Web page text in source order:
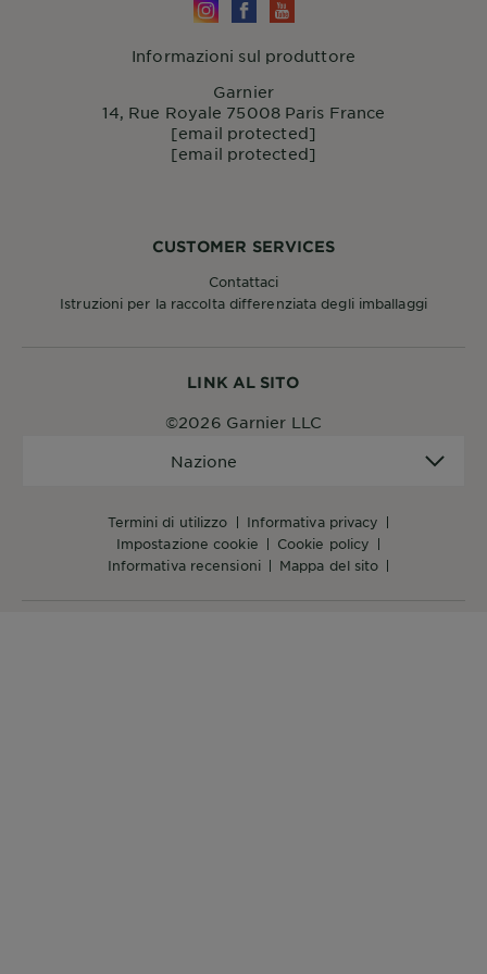
LINK AL SITO
termini di utilizzo
informativa privacy
impostazione cookie
cookie policy
informativa recensioni
mappa del sito
Nazione
©2026 Garnier LLC
CUSTOMER SERVICES
Contattaci
Istruzioni per la raccolta differenziata degli imballaggi
Informazioni sul produttore
Garnier
14, Rue Royale 75008 Paris France
[email protected]
[email protected]